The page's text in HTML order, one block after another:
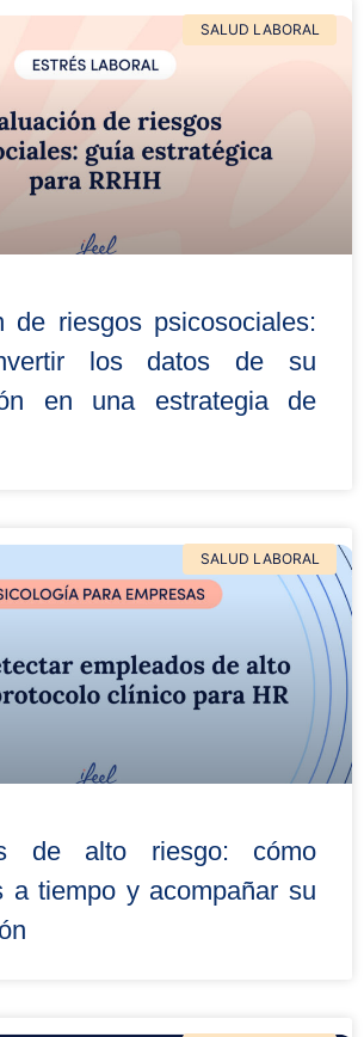
SALUD LABORAL
de riesgos psicosociales:
los datos de su
en una estrategia de
SALUD LABORAL
de alto riesgo: cómo
a tiempo y acompañar su